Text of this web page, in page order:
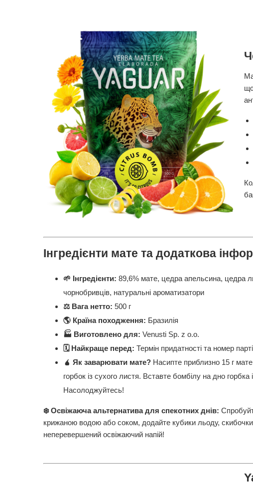
Інгредієнти мате та додаткова
🌱 Інгредієнти: 89,6% мате, цедра апельсина, цедра
чорнобривців, натуральні ароматизатори
⚖️ Вага нетто: 500 г
🌎 Країна походження: Бразилія
🏭 Виготовлено для: Venusti Sp. z o.o.
🗓️ Найкраще перед: Термін придатності та номер
🧉 Як заварювати мате? Насипте приблизно 15 г
горбок із сухого листя. Вставте бомбілу на дно
Насолоджуйтесь!
❄️ Освіжаюча альтернатива для спекотних днів:
крижаною водою або соком, додайте кубики льоду,
неперевершений освіжаючий напій!